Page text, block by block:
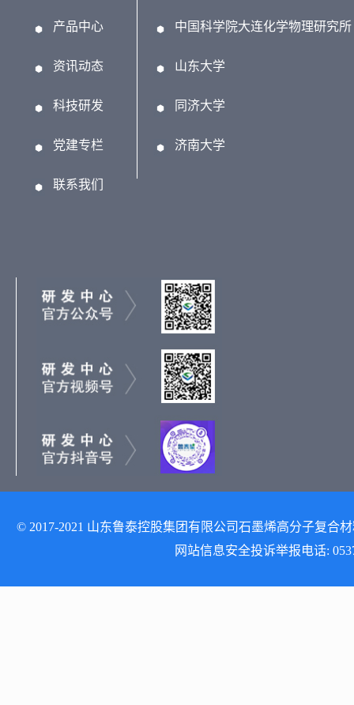
产品中心
资讯动态
科技研发
党建专栏
联系我们
中国科学院大连化学物理研究所
山东大学
同济大学
济南大学
© 2017-2021 山东鲁泰控股集团有限公司石墨烯高分子复合
网站信息安全投诉举报电话: